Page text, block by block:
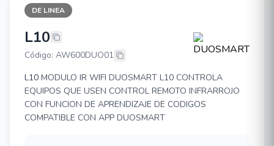
DE LINEA
DUOSMART L10
L10
Código: AW600DUO01
L10 MODULO IR WIFI DUOSMART L10 CONTROLA
EQUIPOS QUE USEN CONTROL REMOTO INFRARROJO
CON FUNCION DE APRENDIZAJE DE CODIGOS
COMPATIBLE CON APP DUOSMART